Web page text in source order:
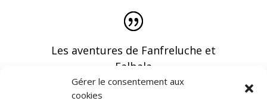
Gérer le consentement aux
cookies
Les aventures de Fanfreluche et
Falbala